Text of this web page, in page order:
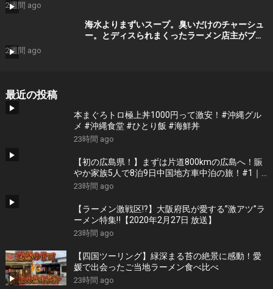
2週間 ago
海水よりまずいスープ。臭いだけのチャーシュ
ー。とディスられまくったラーメン店主がブチ
2週間 ago
最近の投稿
本まぐろトロ極上丼1000円って激安！#沖縄グル
メ #沖縄食堂 #ひとり飯 #海鮮丼
23時間 ago
【初の広島県！】まずは片道800kmの広島へ！賑
やか家族5人で8泊9日中国地方車中泊の旅！#1｜
風情溢れる尾道と家族大絶賛のご当地ラーメン｜
全国制覇！＞
23時間 ago
【ラーメン激戦区!?】大阪府民が愛する”激アツ”ラ
ーメン特集‼︎【2020年2月27日 放送】
23時間 ago
【四国ツーリング】緑深まる苔の絶景に感動！愛
媛で出会ったご当地ラーメン食べ比べ
23時間 ago